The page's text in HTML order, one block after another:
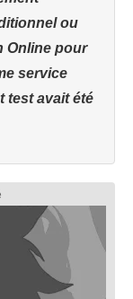
ou
Online pour
service
test avait été